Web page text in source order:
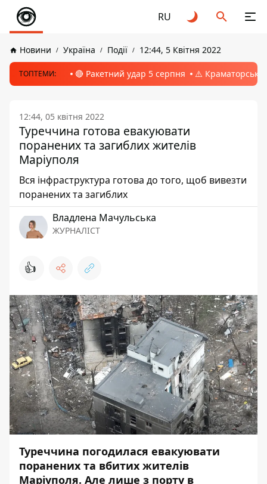
RU
Новини Україна Події 12:44, 5 Квітня 2022
ТОПТЕМИ: 🔴 Ракетний удар 5 серпня ⚠️ Краматорськ,
12:44, 05 квітня 2022
Туреччина готова евакуювати
поранених та загиблих жителів
Маріуполя
Вся інфраструктура готова до того, щоб вивезти
поранених та загиблих
Владлена Мачульська
ЖУРНАЛІСТ
👍
Туреччина погодилася евакуювати
поранених та вбитих жителів
Маріуполя. Але лише з порту в